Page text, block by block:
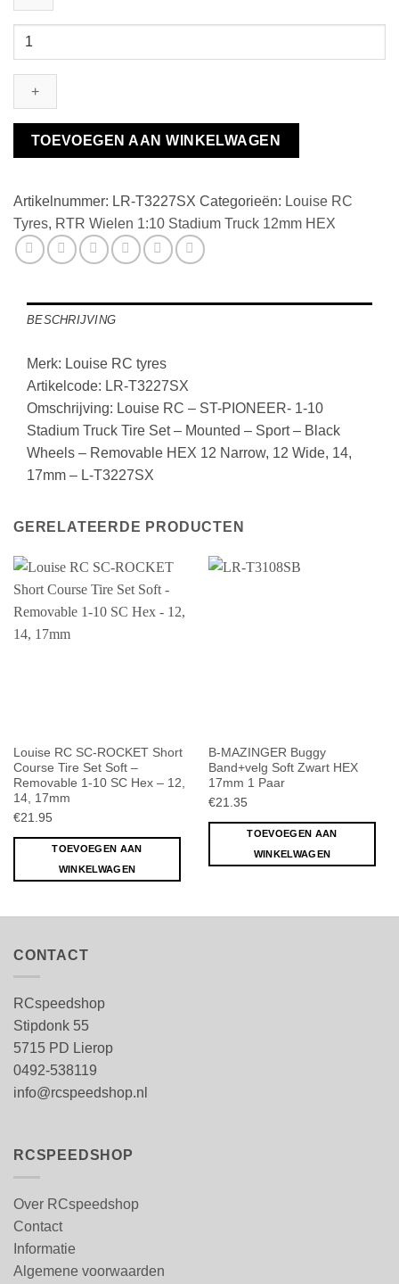
Louise
-
ST-
10
Truck
Tire
Set
Removable
12,
14,
T3227SX
aantal
TOEVOEGEN AAN WINKELWAGEN
Artikelnummer: LR-T3227SX Categorieën: Louise RC
Tyres, RTR Wielen 1:10 Stadium Truck 12mm HEX
BESCHRIJVING
Merk: Louise RC tyres
Artikelcode: LR-T3227SX
Omschrijving: Louise RC – ST-PIONEER- 1-10
Stadium Truck Tire Set – Mounted – Sport – Black
Wheels – Removable HEX 12 Narrow, 12 Wide, 14,
17mm – L-T3227SX
GERELATEERDE PRODUCTEN
Louise RC SC-ROCKET Short
Course Tire Set Soft –
Removable 1-10 SC Hex – 12,
14, 17mm
€21.95
TOEVOEGEN AAN
WINKELWAGEN
B-MAZINGER Buggy
Band+velg Soft Zwart HEX
17mm 1 Paar
€21.35
TOEVOEGEN AAN
WINKELWAGEN
CONTACT
RCspeedshop
Stipdonk 55
5715 PD Lierop
0492-538119
info@rcspeedshop.nl
RCSPEEDSHOP
Over RCspeedshop
Contact
Informatie
Algemene voorwaarden